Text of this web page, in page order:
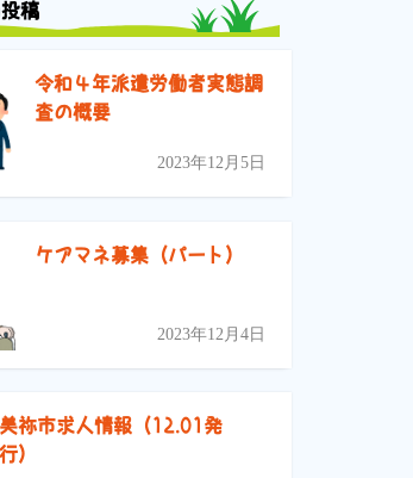
稿
令和４年派遣労働者実態調
査の概要
2023年12月5日
ケアマネ募集（パート）
2023年12月4日
美祢市求人情報（12.01発
行）